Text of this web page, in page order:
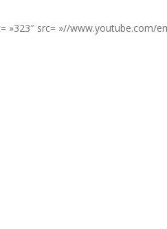
»323″ src= »//www.youtube.com/